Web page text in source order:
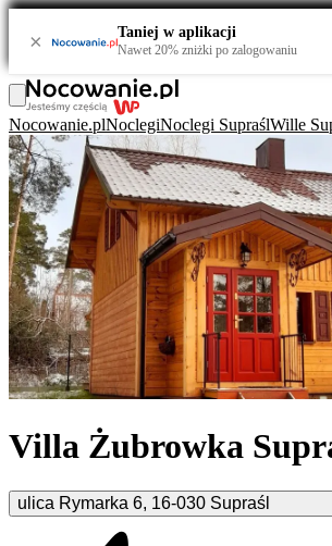
× Taniej w aplikacji
Nawet 20% zniżki po zalogowaniu
Nocowanie.plNoclegiNoclegi SupraślWille
Villa Żubrowka
ulica Rymarka 6, 16-030 Supraśl